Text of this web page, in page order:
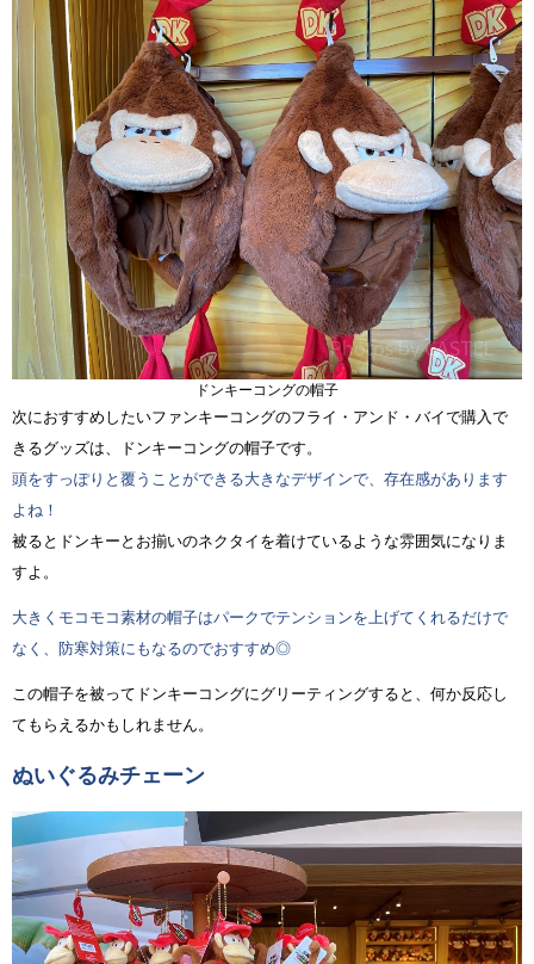
ドンキーコングの帽子
次におすすめしたいファンキーコングのフライ・アンド・バイで購入で
きるグッズは、ドンキーコングの帽子です。
頭をすっぽりと覆うことができる大きなデザインで、存在感があります
よね！
被るとドンキーとお揃いのネクタイを着けているような雰囲気になりま
すよ。
大きくモコモコ素材の帽子はパークでテンションを上げてくれるだけで
なく、防寒対策にもなるのでおすすめ◎
この帽子を被ってドンキーコングにグリーティングすると、何か反応し
てもらえるかもしれません。
ぬいぐるみチェーン